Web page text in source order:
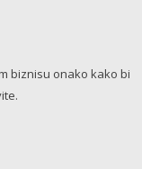
biznisu onako kako bi